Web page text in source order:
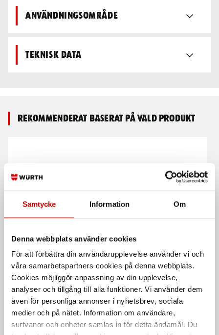
Samtycke Information Om
Denna webbplats använder cookies
För att förbättra din användarupplevelse använder vi och
våra samarbetspartners cookies på denna webbplats.
Cookies möjliggör anpassning av din upplevelse,
analyser och tillgång till alla funktioner. Vi använder dem
även för personliga annonser i nyhetsbrev, sociala
medier och på nätet. Information om användare,
surfvanor och enheter samlas in för detta ändamål. Du
Användningsområde
Teknisk data
Rekommenderat baserat på vald produkt
Snabbkoppling - förgreningslist,
löstagbar